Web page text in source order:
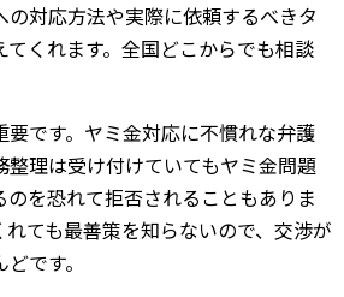
対応方法や実際に依頼するべきタ
くれます。全国どこからでも相談
です。ヤミ金対応に不慣れな弁護
理は受け付けていてもヤミ金問題
を恐れて拒否されることもありま
ても最善策を知らないので、交渉が
です。